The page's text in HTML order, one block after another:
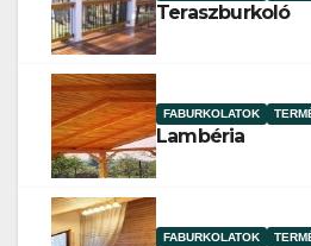
Teraszburkoló
FABURKOLATOK
Lambéria
FABURKOLATOK